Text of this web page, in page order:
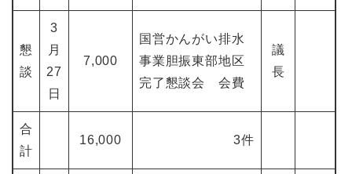
懇
談
3
月
27
日
7,000
国営かんがい排水
事業胆振東部地区
完了懇談会 会費
議
長
合
計
16,000 3件